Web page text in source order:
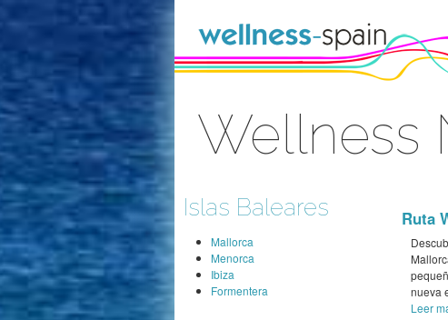
Wellness
Islas Baleares
Mallorca
Menorca
Ibiza
Formentera
Ruta
nueva
Leer